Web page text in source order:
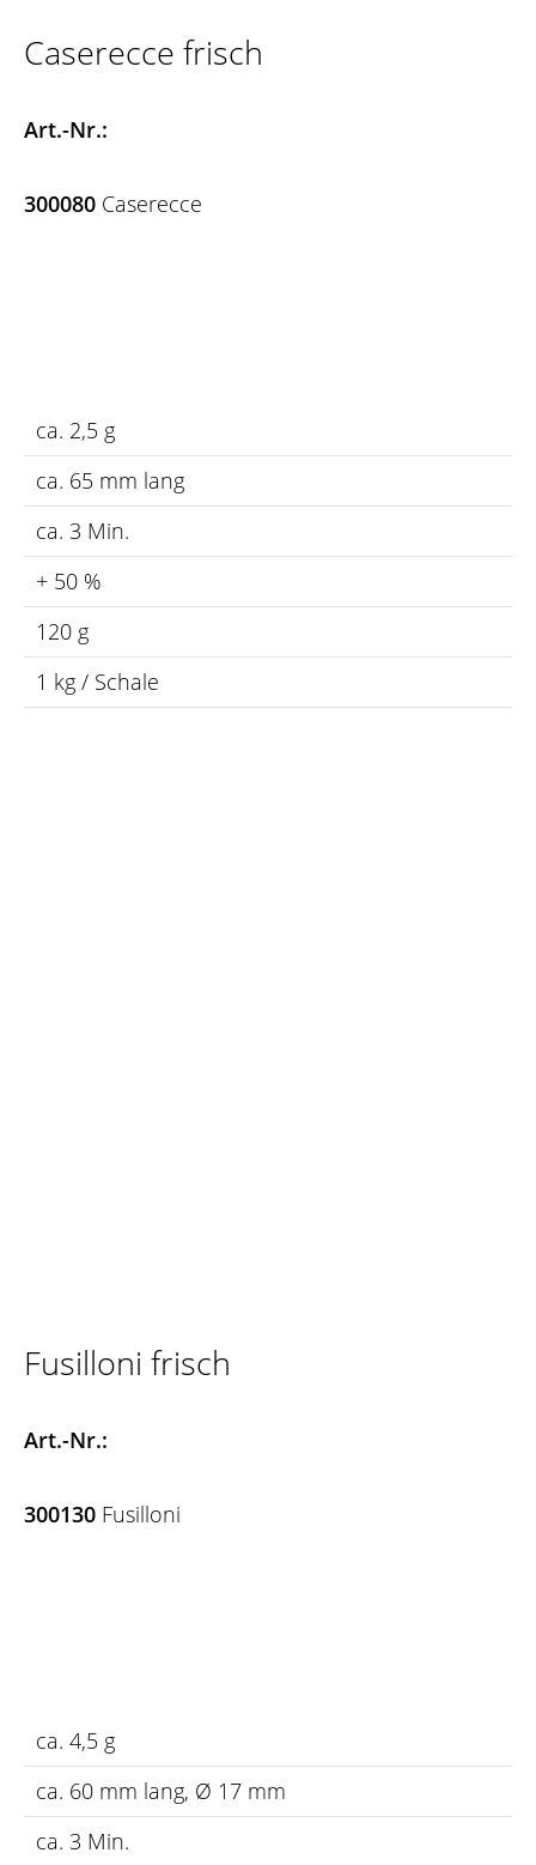
Caserecce frisch
Art.-Nr.:
300080 Caserecce
ca. 2,5 g
ca. 65 mm lang
ca. 3 Min.
+ 50 %
120 g
1 kg / Schale
Fusilloni frisch
Art.-Nr.:
300130 Fusilloni
ca. 4,5 g
ca. 60 mm lang, Ø 17 mm
ca. 3 Min.